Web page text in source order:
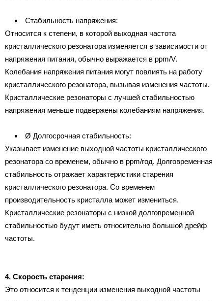
Стабильность напряжения:
Относится к степени, в которой выходная частота
кристаллического резонатора изменяется в зависимости от
напряжения питания, обычно выражается в ppm/V.
Колебания напряжения питания могут повлиять на работу
кристаллического резонатора, вызывая изменения частоты.
Кристаллические резонаторы с лучшей стабильностью
напряжения меньше подвержены колебаниям напряжения.
Ø Долгосрочная стабильность:
Указывает изменение выходной частоты кристаллического
резонатора со временем, обычно в ppm/год. Долговременная
стабильность отражает характеристики старения
кристаллического резонатора. Со временем
производительность кристалла может измениться.
Кристаллические резонаторы с низкой долговременной
стабильностью будут иметь относительно большой дрейф
частоты.
4. Скорость старения:
Это относится к тенденции изменения выходной частоты